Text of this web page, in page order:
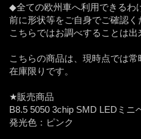
◆全ての欧州車へ利用できるわ
前に形状等をご自身でご確認く
こちらではお調べすることは出
こちらの商品は、現時点では常
在庫限りです。
★販売商品
B8.5 5050 3chip SMD LEDミニ
発光色：ピンク